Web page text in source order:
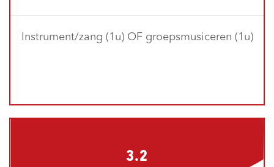
Instrument/zang (1u) OF groepsmusiceren (1u)
3.2